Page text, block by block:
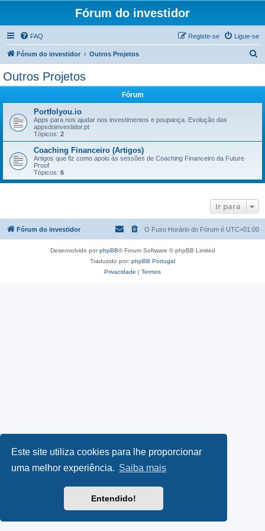
Este site utiliza cookies para lhe proporcionar
uma melhor experiência. Saiba mais
Entendido!
Fórum do investidor
FAQ Ligue-se
Registe-se
Fórum do investidor Outros Projetos
Outros Projetos
Fórum
Portfolyou.io
Apps para nos ajudar nos investimentos e poupança. Evolução das
appsdoinvestidor.pt
Tópicos: 2
Coaching Financeiro (Artigos)
Artigos que fiz como apoio às sessões de Coaching Financeiro da Future
Proof
Tópicos: 6
Ir para
Fórum do investidor O Fuso Horário do Fórum é UTC+01:00
Desenvolvido porphpBB® Forum Software © phpBB Limited
Traduzido por: phpBB Portugal
Privacidade | Termos